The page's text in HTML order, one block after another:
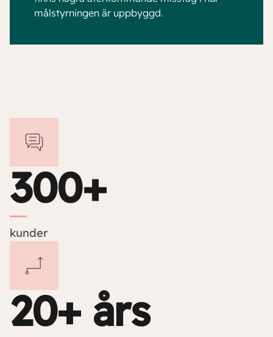
målstyrningen är uppbyggd.
300+
kunder
20+ års